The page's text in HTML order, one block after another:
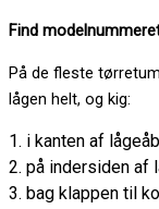
Find
På de fleste
lågen helt, og kig:
1. i kanten af
2. på indersiden af
3. bag klappen til